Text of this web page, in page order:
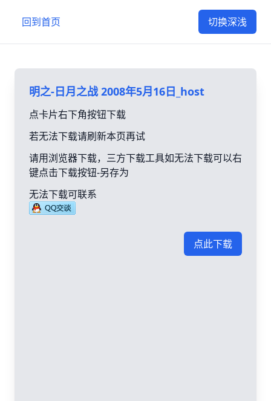
回到首页 切换深浅
明之-日月之战 2008年5月16日_host
点卡片右下角按钮下载
若无法下载请刷新本页再试
请用浏览器下载，三方下载工具如无法下载可以右
键点击下载按钮-另存为
无法下载可联系
点此下载